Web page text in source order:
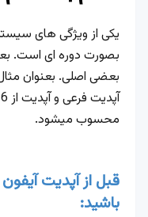
بصورت دوره ای است.
محسوب میشود.
قبل از آپدیت
باشید: